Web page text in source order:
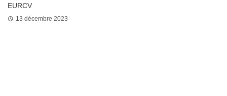
EURCV
13 décembre 2023